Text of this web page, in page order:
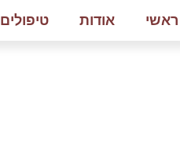
ראשי אודות טיפולים